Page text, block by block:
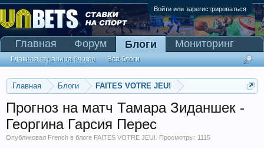
Войти или зарегистрироваться
Главная Блоги FAITES VOTRE JEU!
Прогноз на матч Тамара Зиданшек -
Георгина Гарсия Перес
Опубликовал French в блоге FAITES VOTRE JEU! . Просмотры: 1115
Главная Форум Блоги
Главная страница блогов Все блоги
Мониторинг
Сканер Pinnacle